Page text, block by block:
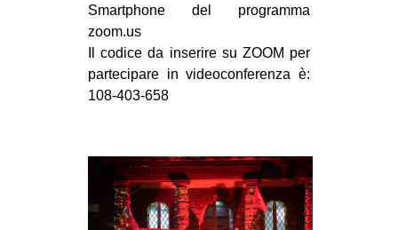
Fb
bsky
ms
Smartphone del programma
zoom.us
Il codice da inserire su ZOOM per
partecipare in videoconferenza è:
108-403-658